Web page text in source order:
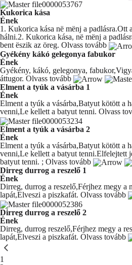
Kukorica kása
Ének
1. Kukorica kása në mënj a padlásra.Ott
hálni.2. Kukorica kása, në mënj a
bent ëszik az öreg. Olvass tovább
Gyékény kákó gelegonya fabukor
Ének
Gyékény, kákó, gelegonya,
áttugor. Olvass tovább
Elment a tyúk a vásárba 1
Ének
Elment a tyúk a vásárba,Batyut kötött a
venni,Le kellett a batyut tenni. Olvass
Elment a tyúk a vásárba 2
Ének
Elment a tyúk a vásárba,Batyut kötött a
venni,Le kellett a batyut tenni.Elfelejtett
batyut tenni. ; Olvass tovább
Dirreg durrog a reszelő 1
Ének
Dirreg, durrog a reszelő,Férjhez megy a
lapát,Elveszi a piszkafát. Olvass tovább
Dirreg durrog a reszelő 2
Ének
Dirreg, durrog reszelő,Férjhez megy a
lapát,Elveszi a piszkafát. Olvass tovább
You're currently reading page
1